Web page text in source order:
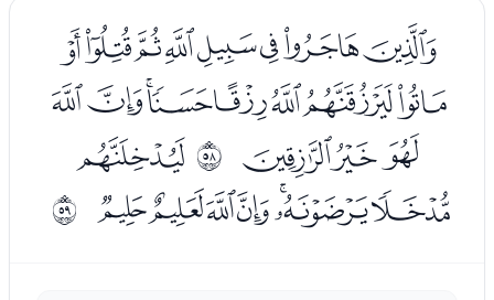
ﭨﭩﭪﭫﭬﭭﭮﭯ
ﭰﭱﭲﭳﭴﭵﭶﭷ
ﭸﭹﭺ ﰹ ﭼ
ﭽﭾﭿﮀﮁﮂﮃ ﰺ